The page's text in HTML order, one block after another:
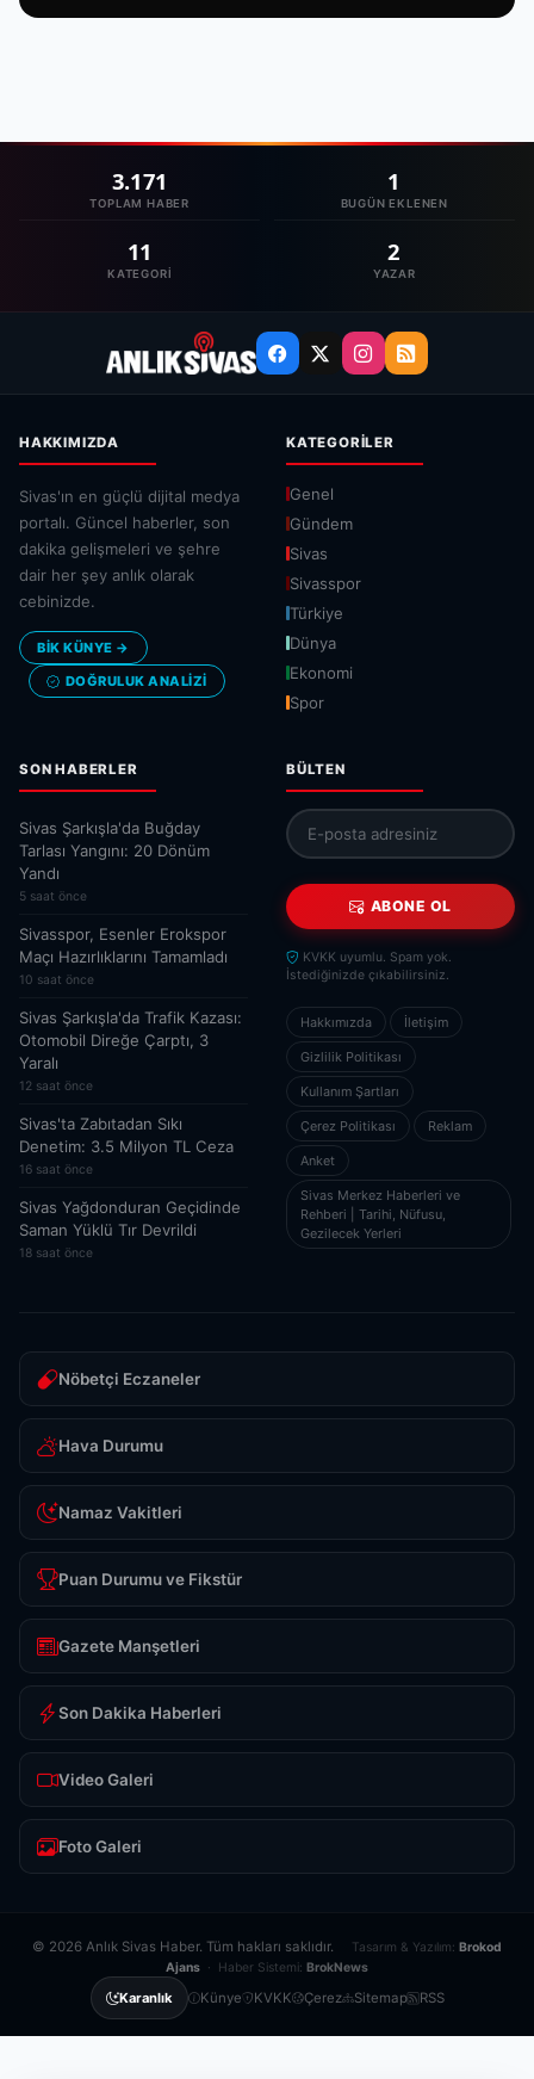
3.171
TOPLAM HABER
1
BUGÜN EKLENEN
11
KATEGORI
2
YAZAR
HAKKIMIZDA
Sivas'ın en güçlü dijital medya
portalı. Güncel haberler, son
dakika gelişmeleri ve şehre
dair her şey anlık olarak
cebinizde.
BİK KÜNYE →
DOĞRULUK ANALIZI
KATEGORILER
Genel
Gündem
Sivas
Sivasspor
Türkiye
Dünya
Ekonomi
Spor
SON HABERLER
Sivas Şarkışla'da Buğday
Tarlası Yangını: 20 Dönüm
Yandı
5 saat önce
Sivasspor, Esenler Erokspor
Maçı Hazırlıklarını Tamamladı
10 saat önce
Sivas Şarkışla'da Trafik Kazası:
Otomobil Direğe Çarptı, 3
Yaralı
12 saat önce
Sivas'ta Zabıtadan Sıkı
Denetim: 3.5 Milyon TL Ceza
16 saat önce
Sivas Yağdonduran Geçidinde
Saman Yüklü Tır Devrildi
18 saat önce
BÜLTEN
ABONE OL
KVKK uyumlu. Spam yok.
İstediğinizde çıkabilirsiniz.
Hakkımızda İletişim
Gizlilik Politikası
Kullanım Şartları
Çerez Politikası Reklam
Anket
Sivas Merkez Haberleri ve
Rehberi | Tarihi, Nüfusu,
Gezilecek Yerleri
Nöbetçi Eczaneler
Hava Durumu
Namaz Vakitleri
Puan Durumu ve Fikstür
Gazete Manşetleri
Son Dakika Haberleri
Video Galeri
Foto Galeri
© 2026 Anlık Sivas Haber. Tüm hakları saklıdır. Tasarım & Yazılım: Brokod
Ajans · Haber Sistemi: BrokNews
Karanlık Künye KVKK Çerez Sitemap RSS